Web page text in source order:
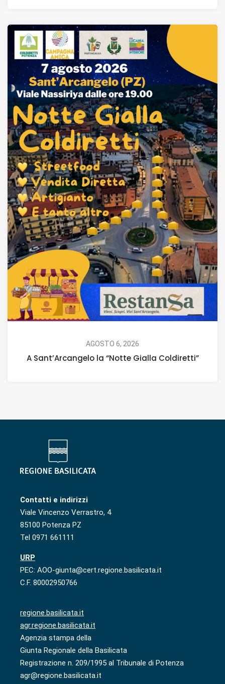
AGOSTO 6, 2026
A Sant’Arcangelo la “Notte Gialla Coldiretti”
Contatti e indirizzi
Viale Vincenzo Verrastro, 4
85100 Potenza PZ
Tel 0971 661111
URP
PEC: AOO-giunta@cert.regione.basilicata.it
C.F. 80002950766
regione.basilicata.it
agr.regione.basilicata.it
Agenzia stampa della
Giunta Regionale della Basilicata
Registrazione n. 209/1995 al Tribunale di Potenza
agr@regione.basilicata.it